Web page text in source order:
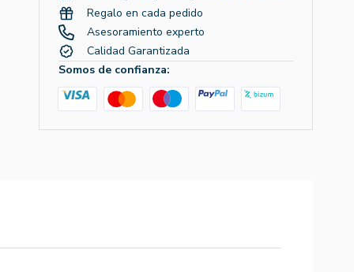
Regalo en cada pedido
Asesoramiento experto
Calidad Garantizada
Somos de confianza: